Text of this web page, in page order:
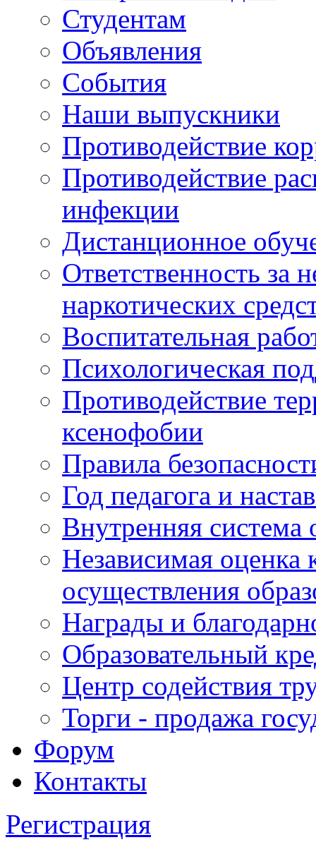
Студентам
Объявления
События
Наши выпускники
Противодействие
Противодействие
инфекции
Дистанционное
Ответственность за
наркотических
Воспитательная
Психологическая
Противодействие
ксенофобии
Правила
Год педагога и
Внутренняя система
Независимая оценка
осуществления
Награды и
Образовательный
Центр содействия
Торги - продажа
Форум
Контакты
Регистрация